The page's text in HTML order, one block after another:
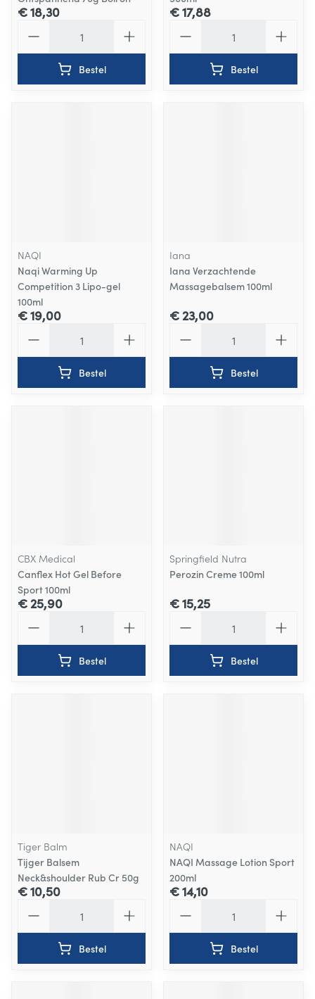
€ 18,30
Bestel
€ 17,88
Bestel
NAQI
Naqi Warming Up
Competition 3 Lipo-gel
100ml
€ 19,00
Bestel
Iana
Iana Verzachtende
Massagebalsem 100ml
€ 23,00
Bestel
CBX Medical
Canflex Hot Gel Before
Sport 100ml
€ 25,90
Bestel
Springfield Nutra
Perozin Creme 100ml
€ 15,25
Bestel
Tiger Balm
Tijger Balsem
Neck&shoulder Rub Cr 50g
€ 10,50
Bestel
NAQI
NAQI Massage Lotion Sport
200ml
€ 14,10
Bestel